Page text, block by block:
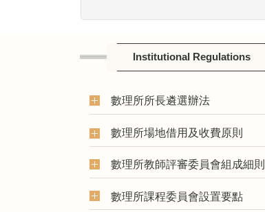
Institutional Regulations
數理所所長遴選辦法
數理所場地借用及收費原則
數理所教師評審委員會組成細則
數理所課程委員會設置要點